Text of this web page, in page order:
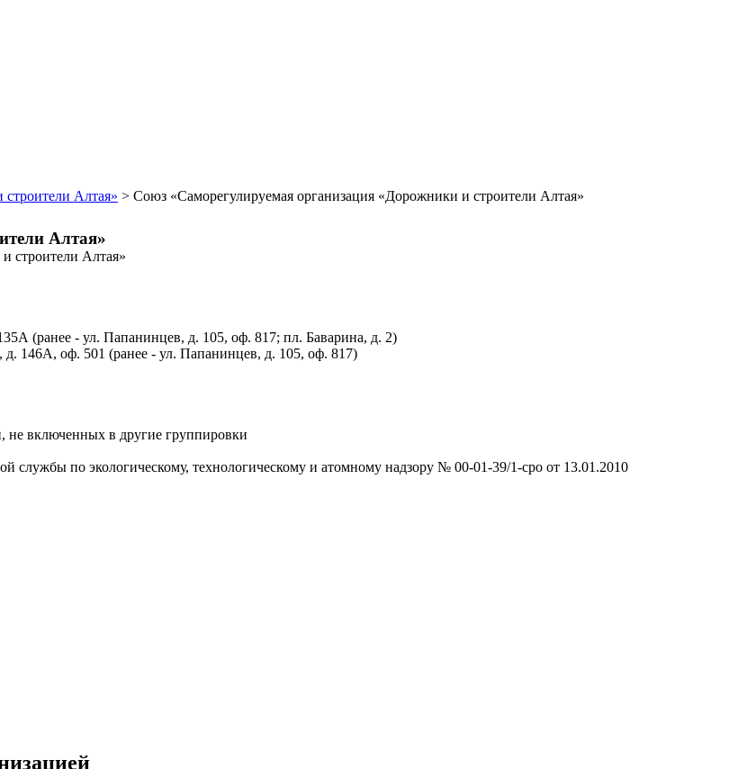
Алтая» > Союз «Саморегулируемая организация «Дорожники и строители Алтая»
Алтая»
строители Алтая»
(ранее - ул. Папанинцев, д. 105, оф. 817; пл. Баварина, д. 2)
д. 146А, оф. 501 (ранее - ул. Папанинцев, д. 105, оф. 817)
включенных в другие группировки
службы по экологическому, технологическому и атомному надзору № 00-01-39/1-сро от 13.01.2010